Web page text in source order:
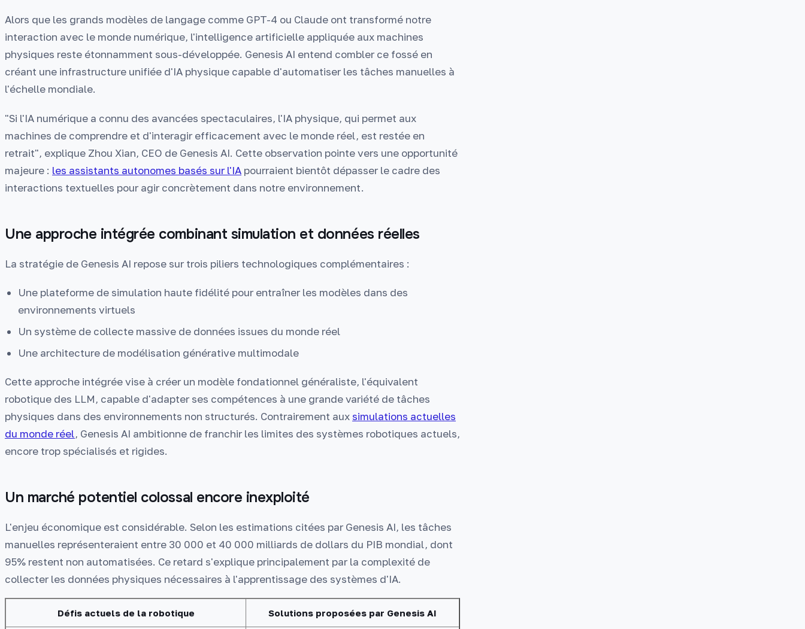
Alors que les grands modèles de langage comme GPT-4 ou Claude ont transformé notre
interaction avec le monde numérique, l'intelligence artificielle appliquée aux machines
physiques reste étonnamment sous-développée. Genesis AI entend combler ce fossé en
créant une infrastructure unifiée d'IA physique capable d'automatiser les tâches manuelles à
l'échelle mondiale.
"Si l'IA numérique a connu des avancées spectaculaires, l'IA physique, qui permet aux
machines de comprendre et d'interagir efficacement avec le monde réel, est restée en
retrait", explique Zhou Xian, CEO de Genesis AI. Cette observation pointe vers une opportunité
majeure : les assistants autonomes basés sur l'IA pourraient bientôt dépasser le cadre des
interactions textuelles pour agir concrètement dans notre environnement.
Une approche intégrée combinant simulation et données réelles
La stratégie de Genesis AI repose sur trois piliers technologiques complémentaires :
Une plateforme de simulation haute fidélité pour entraîner les modèles dans des
environnements virtuels
Un système de collecte massive de données issues du monde réel
Une architecture de modélisation générative multimodale
Cette approche intégrée vise à créer un modèle fondationnel généraliste, l'équivalent
robotique des LLM, capable d'adapter ses compétences à une grande variété de tâches
physiques dans des environnements non structurés. Contrairement aux simulations actuelles
du monde réel, Genesis AI ambitionne de franchir les limites des systèmes robotiques actuels,
encore trop spécialisés et rigides.
Un marché potentiel colossal encore inexploité
L'enjeu économique est considérable. Selon les estimations citées par Genesis AI, les tâches
manuelles représenteraient entre 30 000 et 40 000 milliards de dollars du PIB mondial, dont
95% restent non automatisées. Ce retard s'explique principalement par la complexité de
collecter les données physiques nécessaires à l'apprentissage des systèmes d'IA.
Défis actuels de la robotique Solutions proposées par Genesis AI